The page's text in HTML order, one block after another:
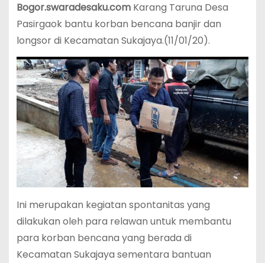
Bogor.swaradesaku.comKarang Taruna Desa
Pasirgaok bantu korban bencana banjir dan
longsor di Kecamatan Sukajaya.(11/01/20).
Ini merupakan kegiatan spontanitas yang
dilakukan oleh para relawan untuk membantu
para korban bencana yang berada di
Kecamatan Sukajaya sementara bantuan